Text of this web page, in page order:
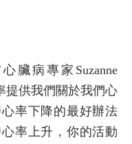
臟病專家Suzanne
提供我們關於我們心
率下降的最好辦法
率上升，你的活動